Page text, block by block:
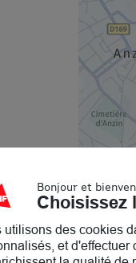
Bonjour et
Choisissez
utilisons des cookies
et d'effectuer